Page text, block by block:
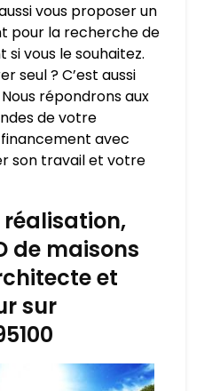
vous proposer un
pour la recherche de
vous le souhaitez.
seul ? C’est aussi
répondrons aux
de votre
avec
son travail et votre
réalisation,
de maisons
et
sur